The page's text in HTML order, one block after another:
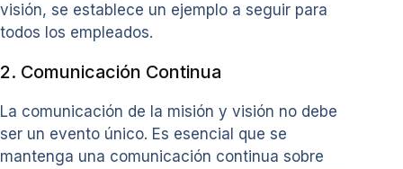
visión, se establece un ejemplo a seguir para
todos los empleados.
2. Comunicación Continua
La comunicación de la misión y visión no debe
ser un evento único. Es esencial que se
mantenga una comunicación continua sobre